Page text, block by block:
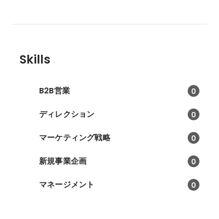
Skills
B2B営業 0
ディレクション 0
マーケティング戦略 0
新規事業企画 0
マネージメント 0